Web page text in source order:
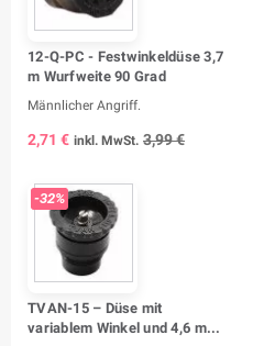
12-Q-PC - Festwinkeldüse 3,7
m Wurfweite 90 Grad
Männlicher Angriff.
2,71 € inkl. MwSt. 3,99 €
-32%
TVAN-15 – Düse mit
variablem Winkel und 4,6 m...